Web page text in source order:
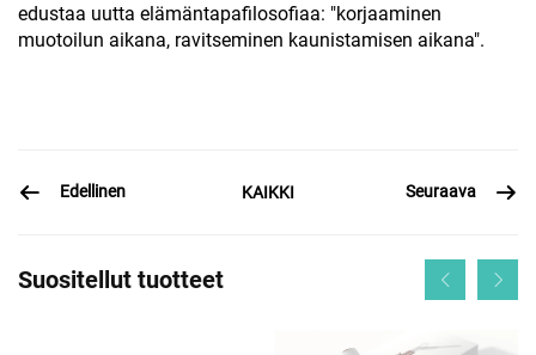
edustaa uutta elämäntapafilosofiaa: "korjaaminen
muotoilun aikana, ravitseminen kaunistamisen aikana".
Edellinen KAIKKI Seuraava
Suositellut tuotteet